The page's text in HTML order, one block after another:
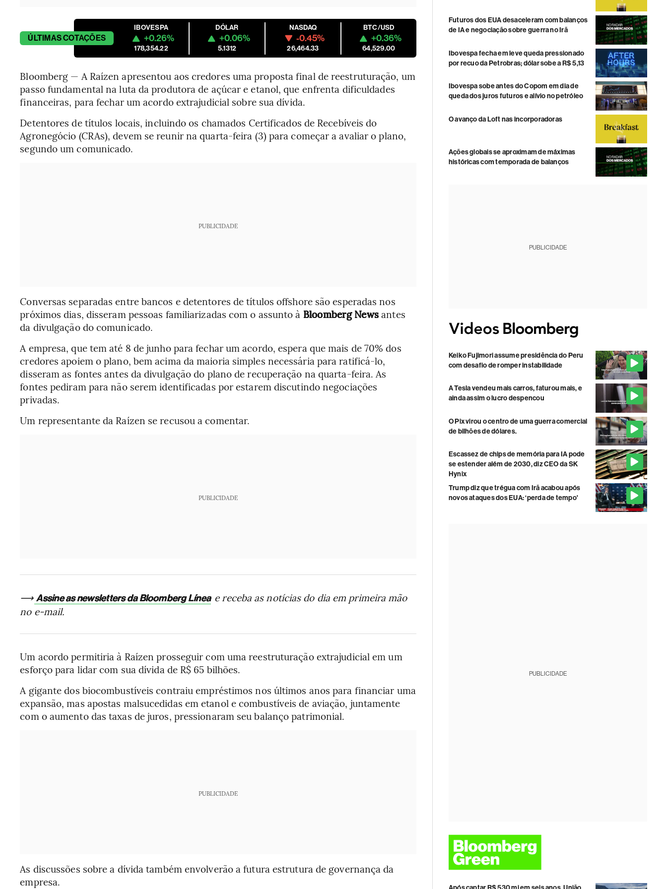
ÚLTIMASCOTAÇÕES
IBOVESPA
+0.26%
178,354.22
DÓLAR
+0.06%
5.1312
NASDAQ
-0.45%
26,464.33
BTC/USD
+0.36%
64,529.00
Bloomberg — A Raízen apresentou aos credores uma proposta final de reestruturação, um
passo fundamental na luta da produtora de açúcar e etanol, que enfrenta dificuldades
financeiras, para fechar um acordo extrajudicial sobre sua dívida.
Detentores de títulos locais, incluindo os chamados Certificados de Recebíveis do
Agronegócio (CRAs), devem se reunir na quarta-feira (3) para começar a avaliar o plano,
segundo um comunicado.
PUBLICIDADE
Conversas separadas entre bancos e detentores de títulos offshore são esperadas nos
próximos dias, disseram pessoas familiarizadas com o assunto à Bloomberg Newsantes
da divulgação do comunicado.
A empresa, que tem até 8 de junho para fechar um acordo, espera que mais de 70% dos
credores apoiem o plano, bem acima da maioria simples necessária para ratificá-lo,
disseram as fontes antes da divulgação do plano de recuperação na quarta-feira. As
fontes pediram para não serem identificadas por estarem discutindo negociações
privadas.
Um representante da Raízen se recusou a comentar.
PUBLICIDADE
⟶ Assine as newsletters da Bloomberg Línea e receba as notícias do dia em primeira mão
no e-mail.
Um acordo permitiria à Raízen prosseguir com uma reestruturação extrajudicial em um
esforço para lidar com sua dívida de R$ 65 bilhões.
A gigante dos biocombustíveis contraiu empréstimos nos últimos anos para financiar uma
expansão, mas apostas malsucedidas em etanol e combustíveis de aviação, juntamente
com o aumento das taxas de juros, pressionaram seu balanço patrimonial.
PUBLICIDADE
As discussões sobre a dívida também envolverão a futura estrutura de governança da
empresa.
Futuros dos EUA desaceleram com balanços
de IA e negociação sobre guerra no Irã
Ibovespa fecha em leve queda pressionado
por recuo da Petrobras; dólar sobe a R$ 5,13
Ibovespa sobe antes do Copom em dia de
queda dos juros futuros e alívio no petróleo
O avanço da Loft nas incorporadoras
Ações globais se aproximam de máximas
históricas com temporada de balanços
PUBLICIDADE
Keiko Fujimori assume presidência do Peru
com desafio de romper instabilidade
A Tesla vendeu mais carros, faturou mais, e
ainda assim o lucro despencou
O Pix virou o centro de uma guerra comercial
de bilhões de dólares.
Escassez de chips de memória para IA pode
se estender além de 2030, diz CEO da SK
Hynix
Trump diz que trégua com Irã acabou após
novos ataques dos EUA: ‘perda de tempo'
PUBLICIDADE